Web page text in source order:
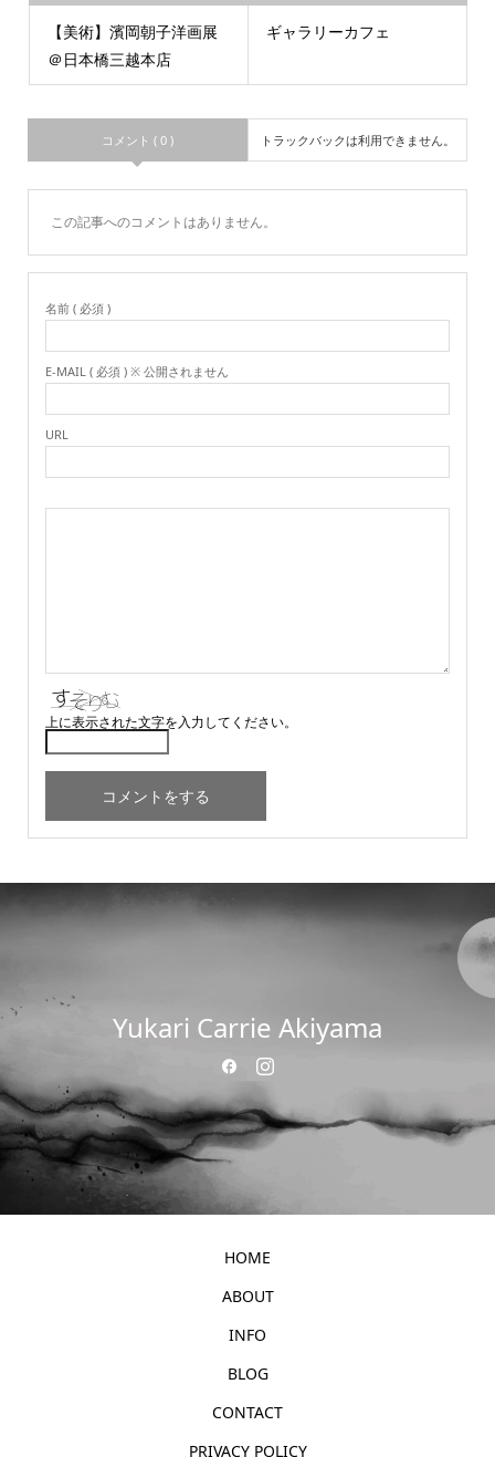
【美術】濱岡朝子洋画展
＠日本橋三越本店
ギャラリーカフェ
コメント ( 0 ) トラックバックは利用できません。
この記事へのコメントはありません。
名前 ( 必須 )
E-MAIL ( 必須 ) ※ 公開されません
URL
上に表示された文字を入力してください。
Yukari Carrie Akiyama
HOME
ABOUT
INFO
BLOG
CONTACT
PRIVACY POLICY